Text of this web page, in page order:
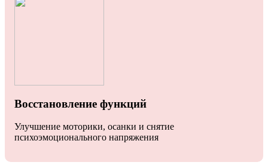
Восстановление функций
Улучшение моторики, осанки и снятие
психоэмоционального напряжения